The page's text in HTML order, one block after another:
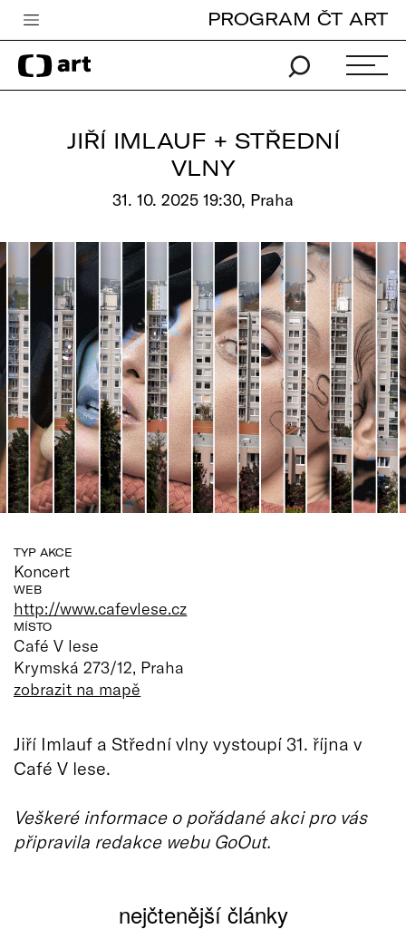
Česká televize
Zpravodajství
Vše o ČT
PROGRAM ČT ART
JIŘÍ IMLAUF + STŘEDNÍ
VLNY
31. 10. 2025 19:30, Praha
TYP AKCE
Koncert
WEB
http://www.cafevlese.cz
MÍSTO
Café V lese
Krymská 273/12, Praha
zobrazit na mapě
Jiří Imlauf a Střední vlny vystoupí 31. října v
Café V lese.
Veškeré informace o pořádané akci pro vás
připravila redakce webu GoOut.
nejčtenější články